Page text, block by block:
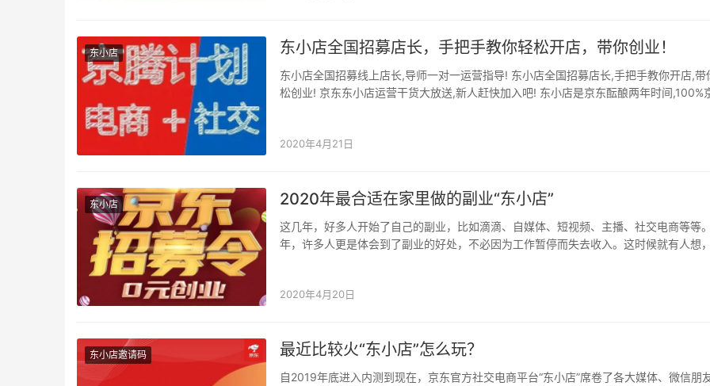
东小店 东小店全国招募店长，手把手教你轻松开店，带你创业！
东小店全国招募线上店长,导师一对一运营指导! 东小店全国招募店长,手把手教你开店,带
松创业! 京东东小店运营干货大放送,新人赶快加入吧! 东小店是京东酝酿两年时间,100%
2020年4月21日
东小店 2020年最合适在家里做的副业“东小店”
这几年，好多人开始了自己的副业，比如滴滴、自媒体、短视频、主播、社交电商等等
年，许多人更是体会到了副业的好处，不必因为工作暂停而失去收入。这时候就有人想
2020年4月20日
东小店邀请码 最近比较火“东小店”怎么玩？
自2019年底进入内测到现在，京东官方社交电商平台“东小店”席卷了各大媒体、微信朋